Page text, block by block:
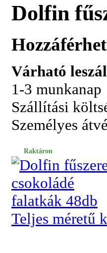
Dolfin
Várható
1-3 munkanap
Szállítási
Személyes
Raktáron
Teljes méretű